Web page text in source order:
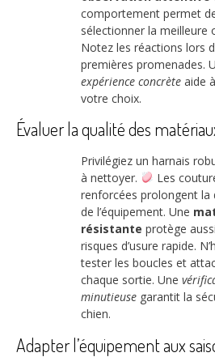
comportement permet
sélectionner la meilleure
Notez les réactions lors
premières promenades.
expérience concrète aide
votre choix.
Évaluer la qualité des
Privilégiez un harnais
à nettoyer.
Les
renforcées prolongent la
de l’équipement. Une
résistante protège
risques d’usure rapide.
tester les boucles et
chaque sortie. Une
minutieuse garantit la
chien.
Adapter l’équipement aux